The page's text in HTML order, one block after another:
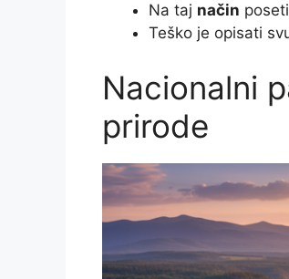
Na taj način
Teško je opisati
Nacionalni
prirode